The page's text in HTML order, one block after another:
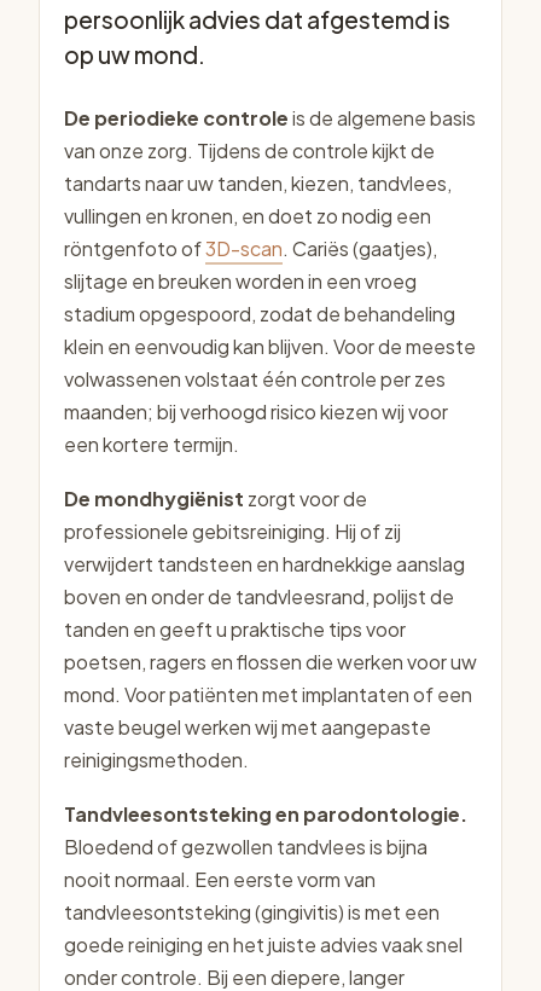
persoonlijk advies dat afgestemd is
op uw mond.
De periodieke controleis de algemene basis
van onze zorg. Tijdens de controle kijkt de
tandarts naar uw tanden, kiezen, tandvlees,
vullingen en kronen, en doet zo nodig een
röntgenfoto of3D-scan. Cariës (gaatjes),
slijtage en breuken worden in een vroeg
stadium opgespoord, zodat de behandeling
klein en eenvoudig kan blijven. Voor de meeste
volwassenen volstaat één controle per zes
maanden; bij verhoogd risico kiezen wij voor
een kortere termijn.
De mondhygiënist zorgt voor de
professionele gebitsreiniging. Hij of zij
verwijdert tandsteen en hardnekkige aanslag
boven en onder de tandvleesrand, polijst de
tanden en geeft u praktische tips voor
poetsen, ragers en flossen die werken voor uw
mond. Voor patiënten met implantaten of een
vaste beugel werken wij met aangepaste
reinigingsmethoden.
Tandvleesontsteking en parodontologie.
Bloedend of gezwollen tandvlees is bijna
nooit normaal. Een eerste vorm van
tandvleesontsteking (gingivitis) is met een
goede reiniging en het juiste advies vaak snel
onder controle. Bij een diepere, langer